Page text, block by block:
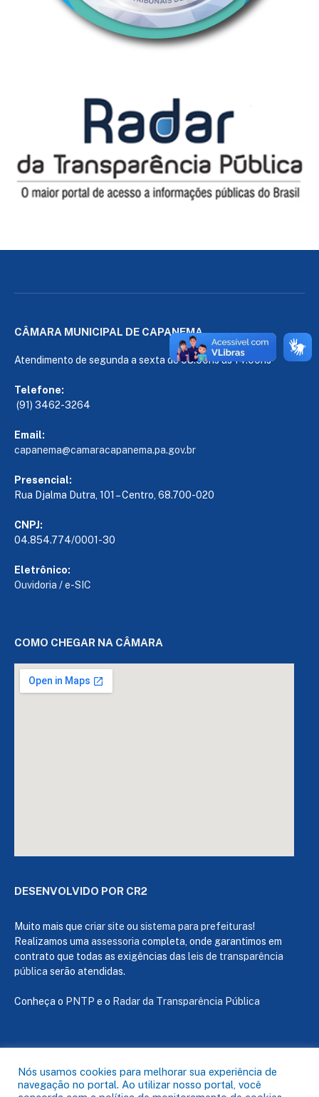
CÂMARA MUNICIPAL DE CAPANEMA
Atendimento de segunda a sexta de 08:00hs às 14:00hs
Telefone:
(91) 3462-3264
Email:
capanema@camaracapanema.pa.gov.br
Presencial:
Rua Djalma Dutra, 101 – Centro, 68.700-020
CNPJ:
04.854.774/0001-30
Eletrônico:
Ouvidoria /e-SIC
COMO CHEGAR NA CÂMARA
DESENVOLVIDO POR CR2
Muito mais que criar site ou sistema para prefeituras!
Realizamos uma assessoria completa, onde garantimos em
contrato que todas as exigências das leis de transparência
pública serão atendidas.
Conheça o PNTP e o Radar da Transparência Pública
Todos os direitos reservados a Câmara de Capanema
Nós usamos cookies para melhorar sua experiência de
navegação no portal. Ao utilizar nosso portal, você